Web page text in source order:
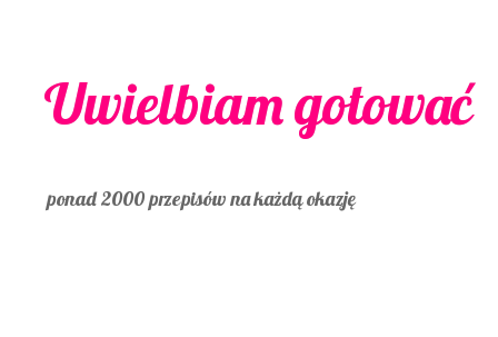
Uwielbiam gotować
ponad 2000 przepisów na każdą okazję